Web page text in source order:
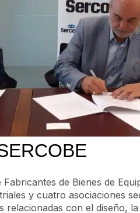
de Bienes de
y cuatro asociaciones
relacionadas con el diseño,